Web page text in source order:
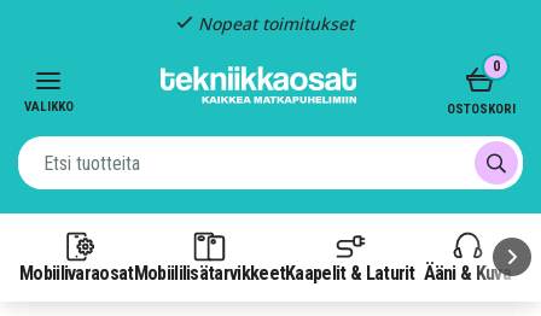
Nopeat toimitukset
VALIKKO
MobiilivaraosatMobiililisätarvikkeetKaapelit & Laturit Ääni & Kuva
0
OSTOSKORI